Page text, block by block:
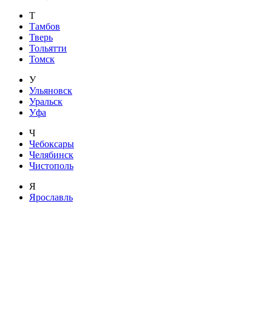
Т
Тамбов
Тверь
Тольятти
Томск
У
Ульяновск
Уральск
Уфа
Ч
Чебоксары
Челябинск
Чистополь
Я
Ярославль